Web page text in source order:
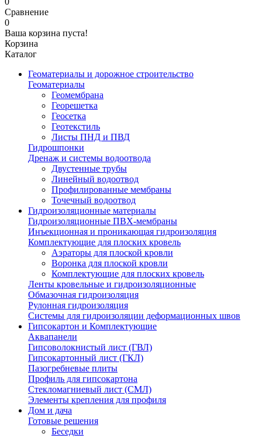
Сравнение
0
Ваша корзина пуста!
Корзина
Каталог
Геоматериалы и дорожное строительство
Геоматериалы
Геомембрана
Георешетка
Геосетка
Геотекстиль
Листы ПНД и ПВД
Гидрошпонки
Дренаж и системы водоотвода
Двустенные трубы
Линейный водоотвод
Профилированные мембраны
Точечный водоотвод
Гидроизоляционные материалы
Гидроизоляционные ПВХ-мембраны
Инъекционная и проникающая гидроизоляция
Комплектующие для плоских кровель
Аэраторы для плоской кровли
Воронка для плоской кровли
Комплектующие для плоских кровель
Ленты кровельные и гидроизоляционные
Обмазочная гидроизоляция
Рулонная гидроизоляция
Системы для гидроизоляции деформационных швов
Гипсокартон и Комплектующие
Аквапанели
Гипсоволокнистый лист (ГВЛ)
Гипсокартонный лист (ГКЛ)
Пазогребневые плиты
Профиль для гипсокартона
Стекломагниевый лист (СМЛ)
Элементы крепления для профиля
Дом и дача
Готовые решения
Беседки